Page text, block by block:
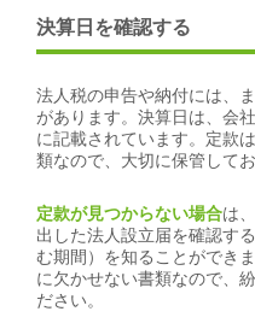
決算日を確認する
法人税の申告や納付には、
があります。決算日は、会
に記載されています。定款
類なので、大切に保管してお
定款が見つからない場合は
出した法人設立届を確認す
む期間）を知ることができ
に欠かせない書類なので、
ださい。